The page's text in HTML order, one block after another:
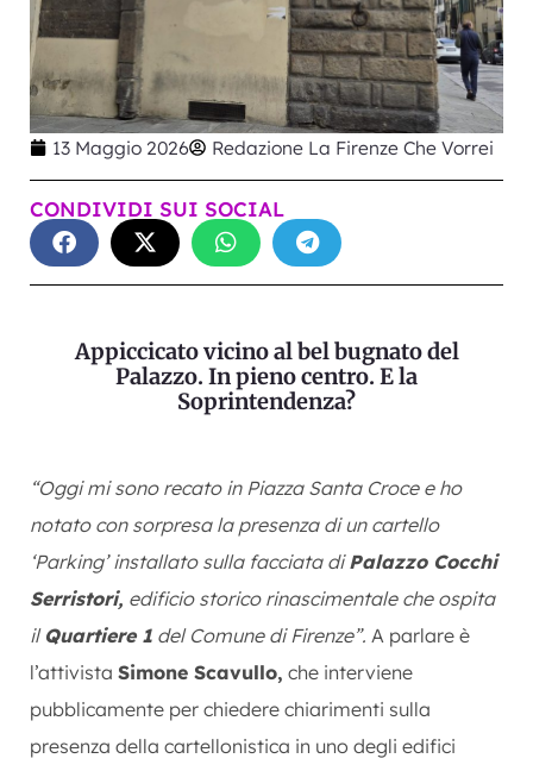
13 Maggio 2026 Redazione La Firenze Che Vorrei
CONDIVIDI SUI SOCIAL
Appiccicato vicino al bel bugnato del
Palazzo. In pieno centro. E la
Soprintendenza?
“Oggi mi sono recato in Piazza Santa Croce e ho
notato con sorpresa la presenza di un cartello
‘Parking’ installato sulla facciata diPalazzo Cocchi
Serristori, edificio storico rinascimentale che ospita
il Quartiere 1 del Comune di Firenze”. A parlare è
l’attivista Simone Scavullo, che interviene
pubblicamente per chiedere chiarimenti sulla
presenza della cartellonistica in uno degli edifici